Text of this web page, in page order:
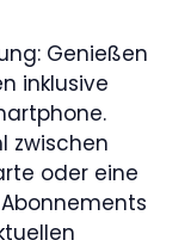
Genießen
inklusive
zwischen
oder eine